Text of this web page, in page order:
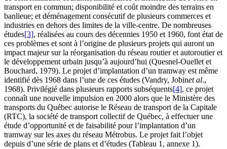
transport en commun; disponibilité et coût moindre des terrains en
banlieue; et déménagement consécutif de plusieurs commerces et
industries en dehors des limites de la ville-centre. De nombreuses
études[3], réalisées au cours des décennies 1950 et 1960, font état de
ces problèmes et sont à l’origine de plusieurs projets qui auront un
impact majeur sur la réorganisation du réseau routier et autoroutier et
le développement urbain jusqu’à aujourd’hui (Quesnel-Ouellet et
Bouchard, 1979). Le projet d’implantation d’un tramway est même
identifié dès 1968 dans l’une de ces études (Vandry, Jobinet al.,
1968). Privilégié dans plusieurs rapports subséquents[4], ce projet
connaît une nouvelle impulsion en 2000 alors que le Ministère des
transports du Québec autorise le Réseau de transport de la Capitale
(RTC), la société de transport collectif de Québec, à effectuer une
étude d’opportunité et de faisabilité pour l’implantation d’un
tramway sur les axes du réseau Métrobus. Le projet fait l’objet
depuis d’une série de plans et d’études (Tableau 1, annexe 1).